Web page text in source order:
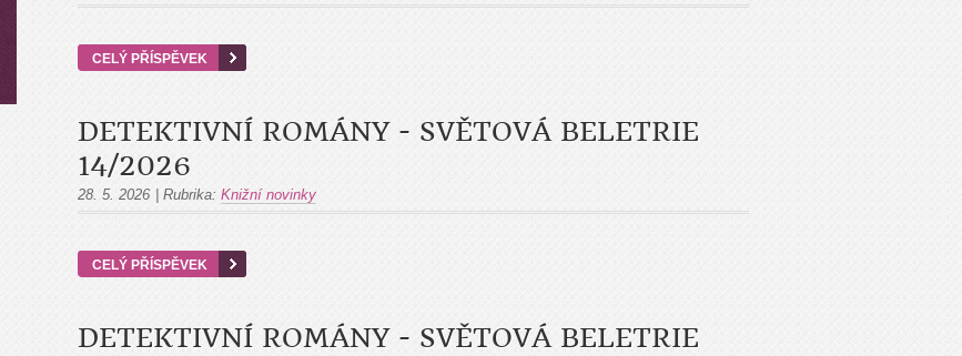
CELÝ PŘÍSPĚVEK
DETEKTIVNÍ ROMÁNY - SVĚTOVÁ BELETRIE
14/2026
28. 5. 2026 Rubrika: Knižní novinky
CELÝ PŘÍSPĚVEK
DETEKTIVNÍ ROMÁNY - SVĚTOVÁ BELETRIE